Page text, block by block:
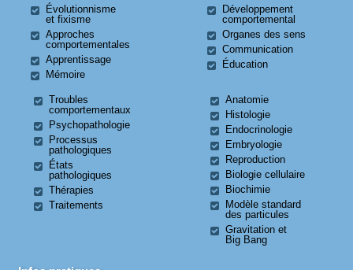
Évolutionnisme
et fixisme
Approches
comportementales
Apprentissage
Mémoire
Développement
comportemental
Organes des sens
Communication
Éducation
Troubles
comportementaux
Psychopathologie
Processus
pathologiques
États
pathologiques
Thérapies
Traitements
Anatomie
Histologie
Endocrinologie
Embryologie
Reproduction
Biologie cellulaire
Biochimie
Modèle standard
des particules
Gravitation et
Big Bang